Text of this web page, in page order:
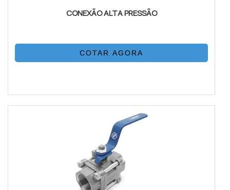
CONEXÃO ALTA PRESSÃO
COTAR AGORA